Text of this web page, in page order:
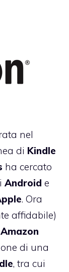
nel
di Kindle
ha cercato
Android e
. Ora
affidabile)
Amazon
di una
, tra cui